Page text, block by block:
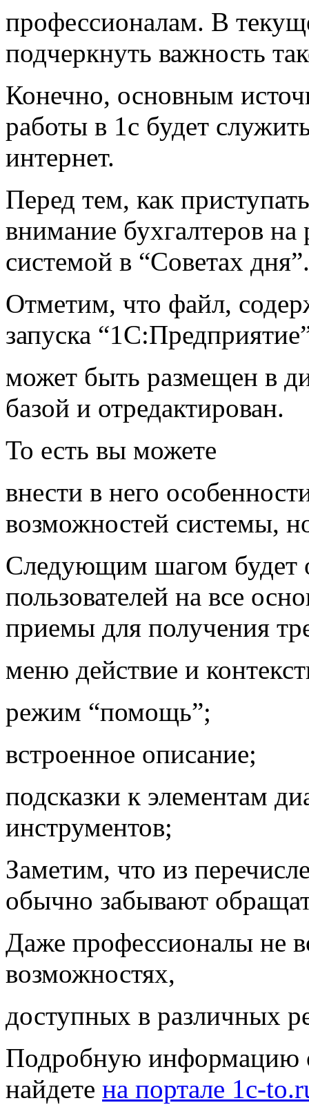
профессионалам. В
подчеркнуть важность
Конечно, основным
работы в 1с будет
интернет.
Перед тем, как
внимание бухгалтеров
системой в “Советах дня”.
Отметим, что файл,
запуска
может быть размещен в
базой и отредактирован.
То есть вы можете
внести в него
возможностей системы,
Следующим шагом будет
пользователей на все
приемы для получения
меню действие и
режим “помощь”;
встроенное описание;
подсказки к элементам
инструментов;
Заметим, что из
обычно забывают
Даже профессионалы не
возможностях,
доступных в различных
Подробную информацию
найдете на портале 1c-